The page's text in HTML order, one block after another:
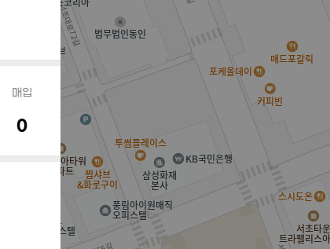
매입
0